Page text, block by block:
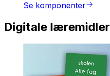
Se komponenter
Digitale læremidler